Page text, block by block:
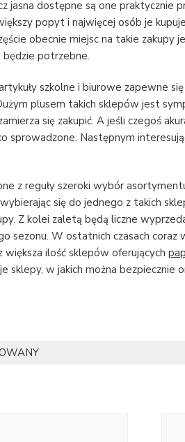
można
kupować
artykuły
jasna dostępne są one praktycznie
popyt i najwięcej osób je
obecnie miejsc na takie
będzie potrzebne.
szkolne i biurowe zapewne
plusem takich sklepów jest
się zakupić. A jeśli czegoś
sprowadzone. Następnym
z reguły szeroki wybór
się do jednego z takich
Z kolei zaletą będą liczne
sezonu. W ostatnich czasach coraz
ilość sklepów oferujących
sklepy, w jakich można bezpiecznie